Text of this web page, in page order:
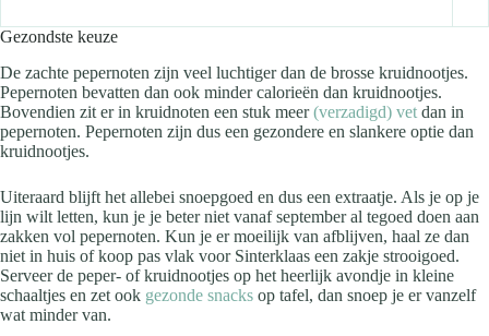
Gezondste keuze
De zachte pepernoten zijn veel luchtiger dan de brosse kruidnootjes.
Pepernoten bevatten dan ook minder calorieën dan kruidnootjes.
Bovendien zit er in kruidnoten een stuk meer(verzadigd) vet dan in
pepernoten. Pepernoten zijn dus een gezondere en slankere optie dan
kruidnootjes.
Uiteraard blijft het allebei snoepgoed en dus een extraatje. Als je op je
lijn wilt letten, kun je je beter niet vanaf september al tegoed doen aan
zakken vol pepernoten. Kun je er moeilijk van afblijven, haal ze dan
niet in huis of koop pas vlak voor Sinterklaas een zakje strooigoed.
Serveer de peper- of kruidnootjes op het heerlijk avondje in kleine
schaaltjes en zet ook gezonde snacks op tafel, dan snoep je er vanzelf
wat minder van.